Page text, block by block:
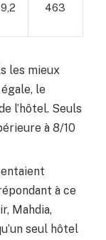
9,2 463
les mieux
le
l’hôtel. Seuls
à 8/10
à ce
Mahdia,
seul hôtel